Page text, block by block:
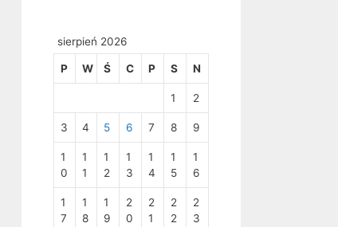
sierpień 2026
P W Ś C P S N
1 2
3 4 5 6 7 8 9
1
0
1
1
1
2
1
3
1
4
1
5
1
6
1
7
1
8
1
9
2
0
2
1
2
2
2
3